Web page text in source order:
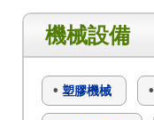
機械設備
塑膠機械